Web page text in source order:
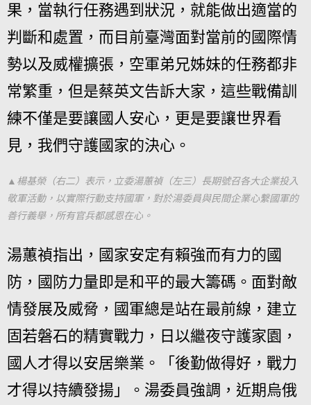
果，當執行任務遇到狀況，就能做出適當的
判斷和處置，而目前臺灣面對當前的國際情
勢以及威權擴張，空軍弟兄姊妹的任務都非
常繁重，但是蔡英文告訴大家，這些戰備訓
練不僅是要讓國人安心，更是要讓世界看
見，我們守護國家的決心。
▲楊基榮（右二）表示，立委湯蕙禎（左三）長期號召各大企業投入
敬軍活動，以實際行動支持國軍，對於湯委員與民間企業心繫國軍的
善行義舉，所有官兵都感恩在心。
湯蕙禎指出，國家安定有賴強而有力的國
防，國防力量即是和平的最大籌碼。面對敵
情發展及威脅，國軍總是站在最前線，建立
固若磐石的精實戰力，日以繼夜守護家園，
國人才得以安居樂業。「後勤做得好，戰力
才得以持續發揚」。湯委員強調，近期烏俄